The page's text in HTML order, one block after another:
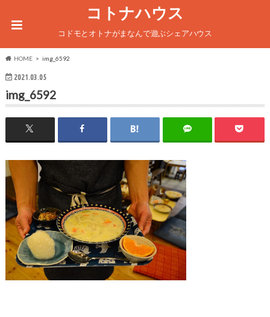
コトナハウス
コドモとオトナがまなんで遊ぶシェアハウス
HOME img_6592
2021.03.05
img_6592